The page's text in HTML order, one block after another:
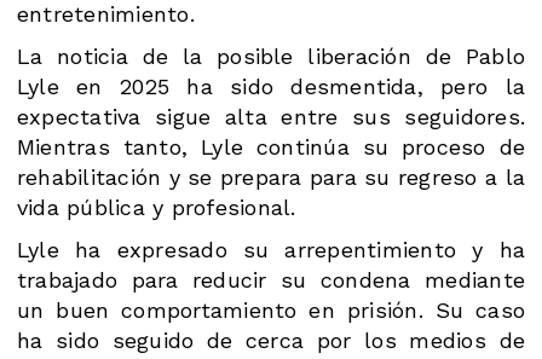
entretenimiento.
La noticia de la posible liberación de Pablo
Lyle en 2025 ha sido desmentida, pero la
expectativa sigue alta entre sus seguidores.
Mientras tanto, Lyle continúa su proceso de
rehabilitación y se prepara para su regreso a la
vida pública y profesional.
Lyle ha expresado su arrepentimiento y ha
trabajado para reducir su condena mediante
un buen comportamiento en prisión. Su caso
ha sido seguido de cerca por los medios de